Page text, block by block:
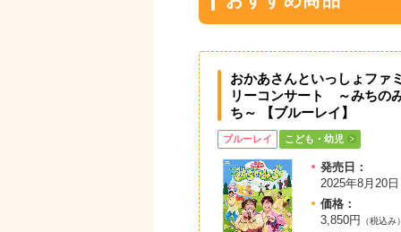
おかあさんといっしょファ
リーコンサート ～みちの
ち～ 【ブルーレイ】
ブルーレイ こども・幼児
発売日：
2025年8月20日
価格：
3,850円
（税込み